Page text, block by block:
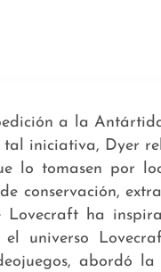
a la
iniciativa, Dyer
tomasen por
conservación,
ha
universo
abordó